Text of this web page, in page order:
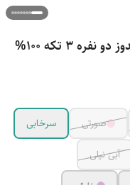
سرویس ملحفه لومانا مدل ساده کشدوز دو نفره 3 تکه 100%
صورتی
سرخابی
آبی نیلی